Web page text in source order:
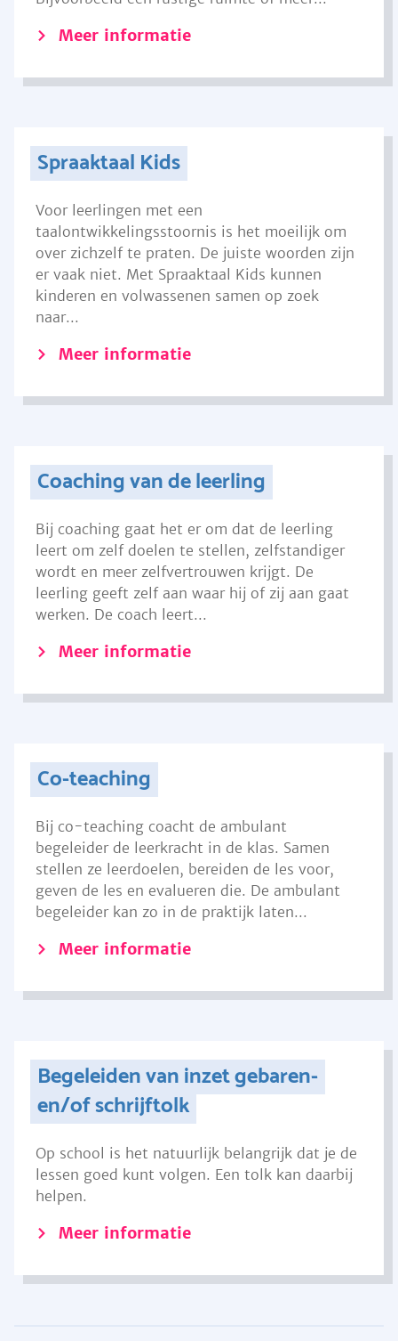
Meer informatie
Spraaktaal Kids
Voor leerlingen met een
taalontwikkelingsstoornis is het moeilijk om
over zichzelf te praten. De juiste woorden zijn
er vaak niet. Met Spraaktaal Kids kunnen
kinderen en volwassenen samen op zoek
naar...
Meer informatie
Coaching van de leerling
Bij coaching gaat het er om dat de leerling
leert om zelf doelen te stellen, zelfstandiger
wordt en meer zelfvertrouwen krijgt. De
leerling geeft zelf aan waar hij of zij aan gaat
werken. De coach leert...
Meer informatie
Co-teaching
Bij co-teaching coacht de ambulant
begeleider de leerkracht in de klas. Samen
stellen ze leerdoelen, bereiden de les voor,
geven de les en evalueren die. De ambulant
begeleider kan zo in de praktijk laten...
Meer informatie
Begeleiden van inzet gebaren-
en/of schrijftolk
Op school is het natuurlijk belangrijk dat je de
lessen goed kunt volgen. Een tolk kan daarbij
helpen.
Meer informatie